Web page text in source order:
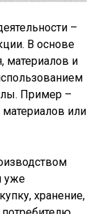
–
В основе
материалов и
Пример –
или
уже
хранение,